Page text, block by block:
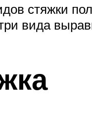
стяжки
вида